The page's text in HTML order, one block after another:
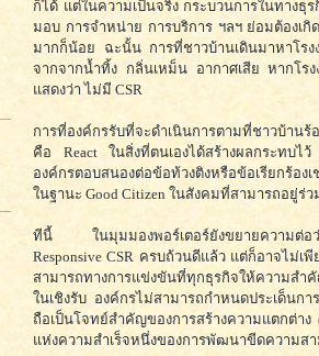
ก็ได้ แต่ในความเป็นจริง กระบวนการในทางธุ
มอบ การจำหน่าย การบริการ ฯลฯ ย่อมต้องเกิ
มากก็น้อย ฉะนั้น การที่ชาวบ้านเดินมาหาโรง
จากจากน้ำทิ้ง กลิ่นเหม็น อากาศเสีย หากโรง
แสดงว่า ไม่มี CSR
การที่องค์กรรับที่จะดำเนินการตามที่ชาวบ้านร้
คือ React ในสิ่งที่ตนเองได้สร้างผลกระทบไ
องค์กรตอบสนองต่อข้อท้วงติงหรือข้อเรียกร้อง
ในฐานะ Good Citizen ในสังคมที่สามารถอยู่ร่
ทีนี้ ในมุมมองพอร์เตอร์ยังขยายความต่
Responsive CSR ครบถ้วนดีแล้ว แต่ก็อาจไม่เ
สามารถทางการแข่งขันที่ทุกธุรกิจให้ความสำ
ในเชิงรับ องค์กรไม่สามารถกำหนดประเด็นกา
ถือเป็นโจทย์สำคัญของการสร้างความแตกต่าง
แห่งความสำเร็จหนึ่งของการพัฒนาขีดความส